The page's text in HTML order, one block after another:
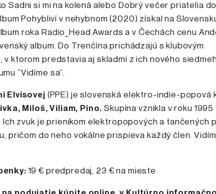
Sadni si mi na kolená alebo Dobrý večer priatelia
Pohybliví v nehybnom (2020) získal na
roka Radio_Head Awards a v Čechách cenu
album. Do Trenčína prichádzajú s klubovým
v ktorom predstavia aj skladmi z ich nového
”Vidíme sa”.
Elvisovej (PPE) je slovenská elektro-indie-popová
Miloš, Viliam, Pino. Skupina vznikla v roku 1995
Ich zvuk je prienikom elektropopových a tančených
pričom do neho vokálne prispieva každý člen.
19 € predpredaj, 23 € na mieste